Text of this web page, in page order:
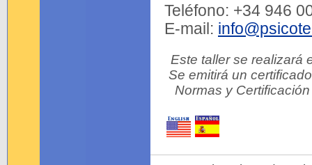
Teléfono: +34 946
E-mail:
Este taller se realizará
Se emitirá un
Normas y